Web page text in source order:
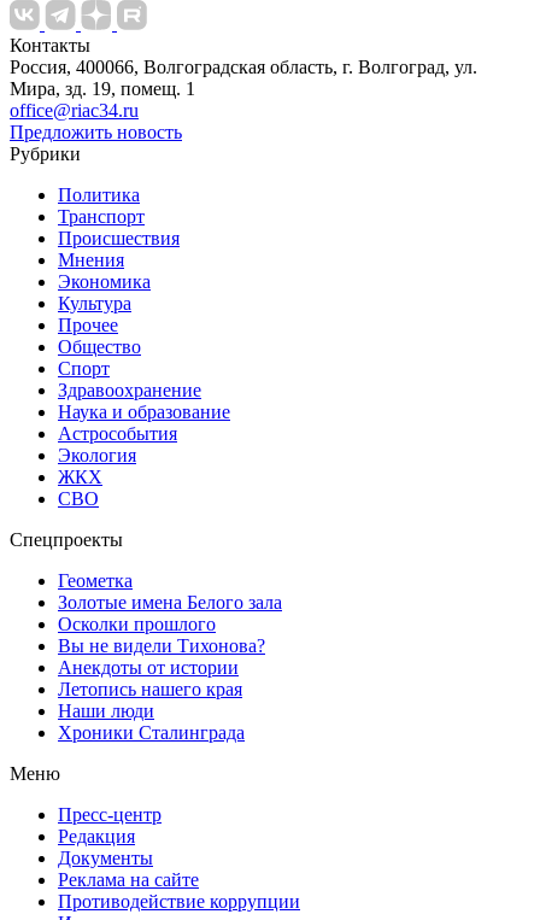
Контакты
Россия, 400066, Волгоградская область, г. Волгоград, ул.
Мира, зд. 19, помещ. 1
office@riac34.ru
Предложить новость
Рубрики
Политика
Транспорт
Происшествия
Мнения
Экономика
Культура
Прочее
Общество
Спорт
Здравоохранение
Наука и образование
Астрособытия
Экология
ЖКХ
СВО
Спецпроекты
Геометка
Золотые имена Белого зала
Осколки прошлого
Вы не видели Тихонова?
Анекдоты от истории
Летопись нашего края
Наши люди
Хроники Сталинграда
Меню
Пресс-центр
Редакция
Документы
Реклама на сайте
Противодействие коррупции